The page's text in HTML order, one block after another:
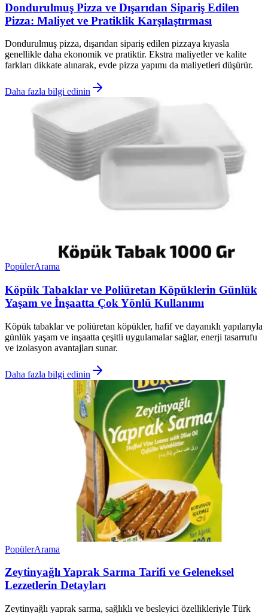
Dondurulmuş Pizza ve Dışarıdan Sipariş Edilen
Pizza: Maliyet ve Pratiklik Karşılaştırması
Dondurulmuş pizza, dışarıdan sipariş edilen pizzaya kıyasla
genellikle daha ekonomik ve pratiktir. Ekstra maliyetler ve kalite
farkları dikkate alınarak, evde pizza yapımı da maliyetleri düşürür.
Daha fazla bilgi edinin
PopülerArama
Köpük Tabaklar ve Poliüretan Köpüklerin Günlük
Yaşam ve İnşaatta Çok Yönlü Kullanımı
Köpük tabaklar ve poliüretan köpükler, hafif ve dayanıklı yapılarıyla
günlük yaşam ve inşaatta çeşitli uygulamalar sağlar, enerji tasarrufu
ve izolasyon avantajları sunar.
Daha fazla bilgi edinin
PopülerArama
Zeytinyağlı Yaprak Sarma Tarifi ve Geleneksel
Lezzetlerin Detayları
Zeytinyağlı yaprak sarma, sağlıklı ve besleyici özellikleriyle Türk